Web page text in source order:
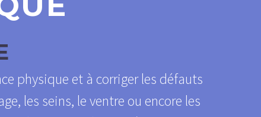
physique et à corriger les défauts
les seins, le ventre ou encore les